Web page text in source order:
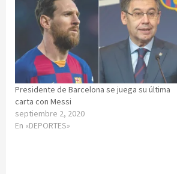
Presidente de Barcelona se juega su última
carta con Messi
septiembre 2, 2020
En «DEPORTES»